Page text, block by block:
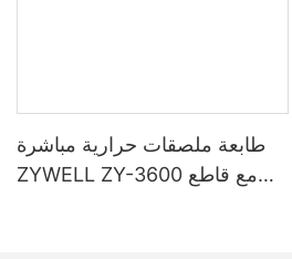
طابعة ملصقات حرارية مباشرة
ZYWELL ZY-3600 مع قاطع